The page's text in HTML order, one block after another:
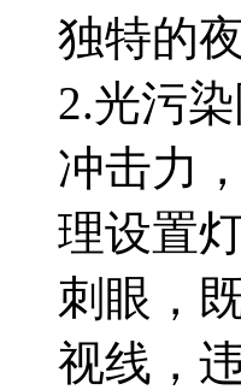
独特的
2.光污
冲击力
理设置
刺眼，
视线，